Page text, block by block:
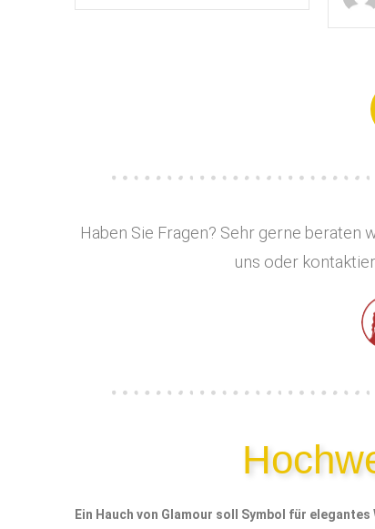
Haben Sie Fragen? Sehr gerne beraten
uns oder
Ein Hauch von Glamour soll Symbol für elegantes